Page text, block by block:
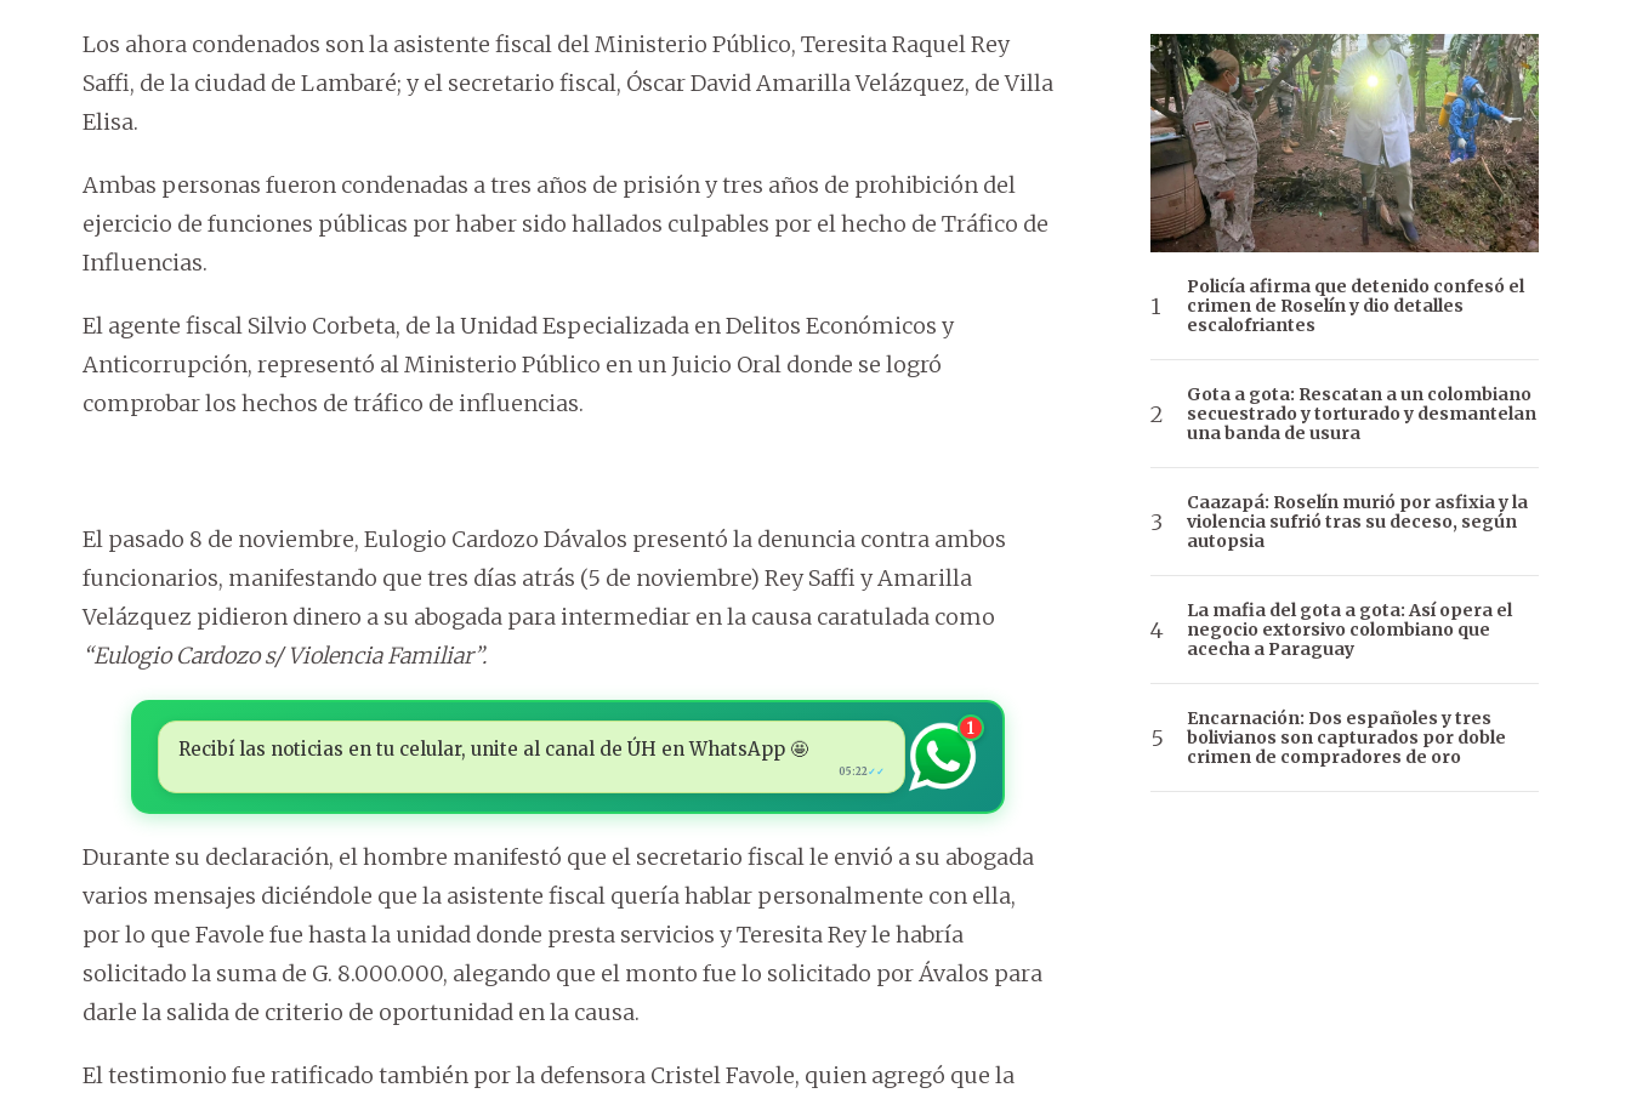
Los ahora condenados son la asistente fiscal del Ministerio Público, Teresita Raquel Rey
Saffi, de la ciudad de Lambaré; y el secretario fiscal, Óscar David Amarilla Velázquez, de Villa
Elisa.
Ambas personas fueron condenadas a tres años de prisión y tres años de prohibición del
ejercicio de funciones públicas por haber sido hallados culpables por el hecho de Tráfico de
Influencias.
El agente fiscal Silvio Corbeta, de la Unidad Especializada en Delitos Económicos y
Anticorrupción, representó al Ministerio Público en un Juicio Oral donde se logró
comprobar los hechos de tráfico de influencias.
El pasado 8 de noviembre, Eulogio Cardozo Dávalos presentó la denuncia contra ambos
funcionarios, manifestando que tres días atrás (5 de noviembre) Rey Saffi y Amarilla
Velázquez pidieron dinero a su abogada para intermediar en la causa caratulada como
“Eulogio Cardozo s/ Violencia Familiar”.
Recibí las noticias en tu celular, unite al canal de ÚH en WhatsApp 🤩
05:22✓✓
1
Durante su declaración, el hombre manifestó que el secretario fiscal le envió a su abogada
varios mensajes diciéndole que la asistente fiscal quería hablar personalmente con ella,
por lo que Favole fue hasta la unidad donde presta servicios y Teresita Rey le habría
solicitado la suma de G. 8.000.000, alegando que el monto fue lo solicitado por Ávalos para
darle la salida de criterio de oportunidad en la causa.
El testimonio fue ratificado también por la defensora Cristel Favole, quien agregó que la
Policía afirma que detenido confesó el
crimen de Roselín y dio detalles
escalofriantes
Gota a gota: Rescatan a un colombiano
secuestrado y torturado y desmantelan
una banda de usura
Caazapá: Roselín murió por asfixia y la
violencia sufrió tras su deceso, según
autopsia
La mafia del gota a gota: Así opera el
negocio extorsivo colombiano que
acecha a Paraguay
Encarnación: Dos españoles y tres
bolivianos son capturados por doble
crimen de compradores de oro